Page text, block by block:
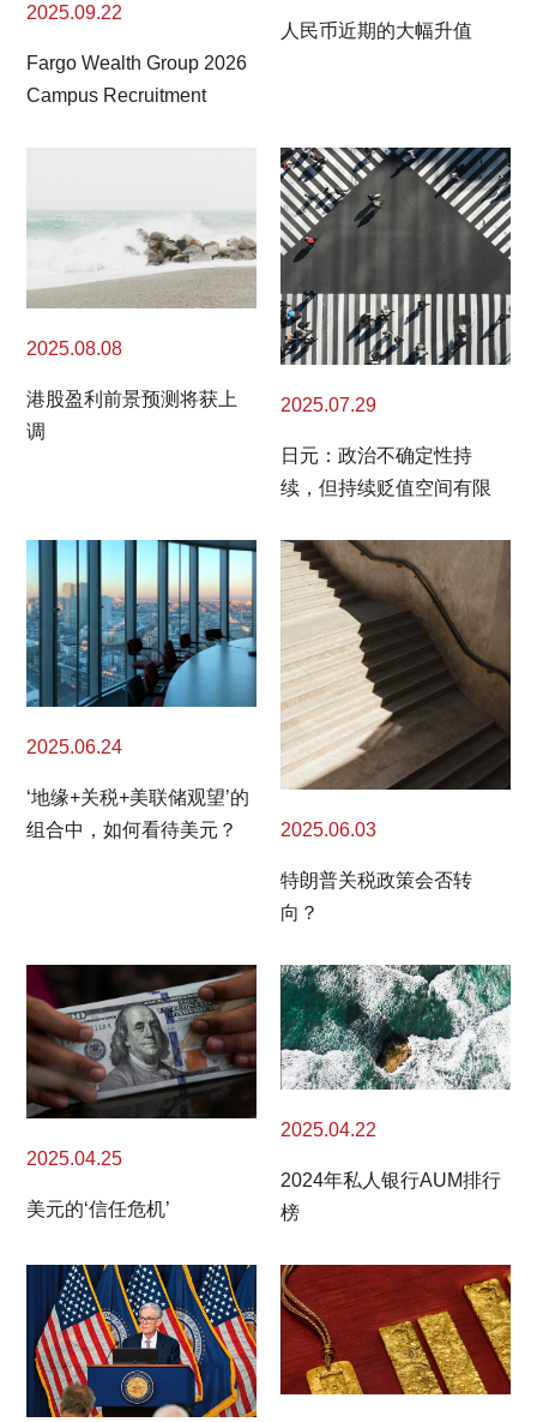
2025.09.22
Fargo Wealth Group 2026
Campus Recruitment
人民币近期的大幅升值
2025.08.08
港股盈利前景预测将获上
调
2025.07.29
日元：政治不确定性持
续，但持续贬值空间有限
2025.06.24
‘地缘+关税+美联储观望’的
组合中，如何看待美元？
2025.06.03
特朗普关税政策会否转
向？
2025.04.25
美元的‘信任危机’
2025.04.22
2024年私人银行AUM排行
榜